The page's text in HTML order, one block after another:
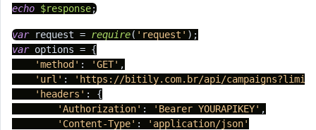
echo $response;
var request = require( 'request'
var options = {
'method' : 'GET' ,
'url' :
'https://bitily.com.br/api/
'headers' : {
'Authorization' : 'Bearer YOURAPIKEY' ,
'Content-Type' :
'application/json'